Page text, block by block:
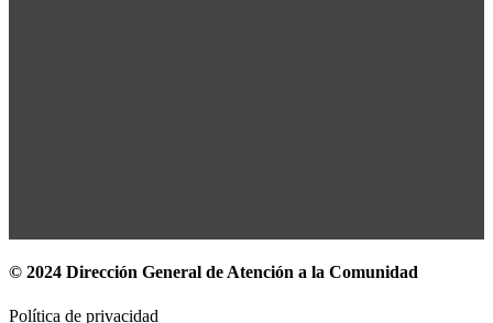
© 2024 Dirección General de Atención a la Comunidad
Política de privacidad